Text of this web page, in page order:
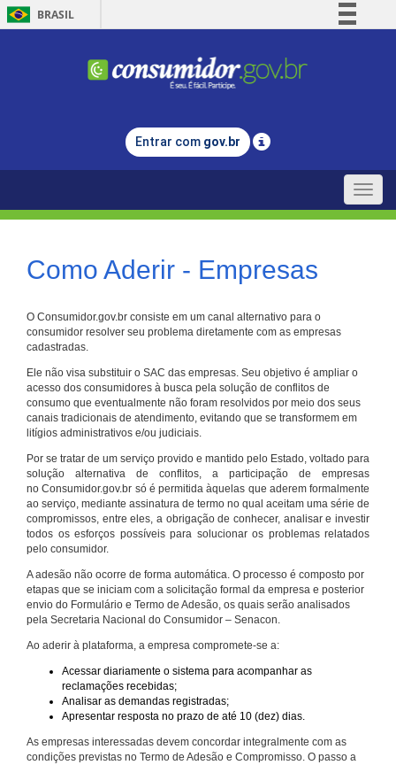
BRASIL
Comunica BR
Legislação
Entrar com gov.br
Toggle
Como Aderir - Empresas
O Consumidor.gov.br consiste em um canal alternativo para o
consumidor resolver seu problema diretamente com as empresas
cadastradas.
Ele não visa substituir o SAC das empresas. Seu objetivo é ampliar o
acesso dos consumidores à busca pela solução de conflitos de
consumo que eventualmente não foram resolvidos por meio dos seus
canais tradicionais de atendimento, evitando que se transformem em
litígios administrativos e/ou judiciais.
Por se tratar de um serviço provido e mantido pelo Estado, voltado para
solução alternativa de conflitos, a participação de empresas
no Consumidor.gov.br só é permitida àquelas que aderem formalmente
ao serviço, mediante assinatura de termo no qual aceitam uma série de
compromissos, entre eles, a obrigação de conhecer, analisar e investir
todos os esforços possíveis para solucionar os problemas relatados
pelo consumidor.
A adesão não ocorre de forma automática. O processo é composto por
etapas que se iniciam com a solicitação formal da empresa e posterior
envio do Formulário e Termo de Adesão, os quais serão analisados
pela Secretaria Nacional do Consumidor – Senacon.
Ao aderir à plataforma, a empresa compromete-se a:
Acessar diariamente o sistema para acompanhar as
reclamações recebidas;
Analisar as demandas registradas;
Apresentar resposta no prazo de até 10 (dez) dias.
As empresas interessadas devem concordar integralmente com as
condições previstas no Termo de Adesão e Compromisso. O passo a